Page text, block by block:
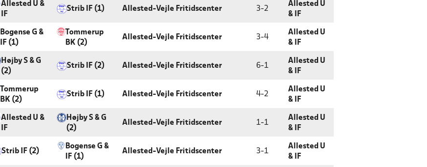
Allested U &
IF
Strib IF (1) Allested-Vejle Fritidscenter 3-2
Allested U
& IF
Bogense G &
IF (1)
Tommerup
BK (2)
Allested-Vejle Fritidscenter 3-4
Allested U
& IF
Højby S & G
(2)
Strib IF (2) Allested-Vejle Fritidscenter 6-1
Allested U
& IF
Tommerup
BK (2)
Strib IF (1) Allested-Vejle Fritidscenter 4-2
Allested U
& IF
Allested U &
IF
Højby S & G
(2)
Allested-Vejle Fritidscenter 1-1
Allested U
& IF
Strib IF (2)
Bogense G &
IF (1)
Allested-Vejle Fritidscenter 3-1
Allested U
& IF